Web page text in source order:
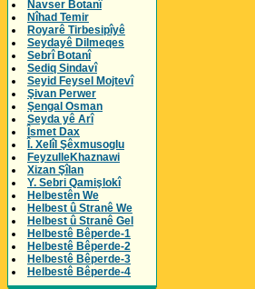
Navser Botanî
Nîhad Temir
Royarê Tirbesipîyê
Seydayê Dilmeqes
Sebrî Botanî
Sediq Sindavî
Seyid Feysel Mojtevî
Şivan Perwer
Şengal Osman
Seyda yê Arî
Îsmet Dax
Î. Xelîl Şêxmusoglu
FeyzulleKhaznawi
Xizan Şîlan
Y. Sebri Qamişlokî
Helbestên We
Helbest û Stranê We
Helbest û Stranê Gel
Helbestê Bêperde-1
Helbestê Bêperde-2
Helbestê Bêperde-3
Helbestê Bêperde-4